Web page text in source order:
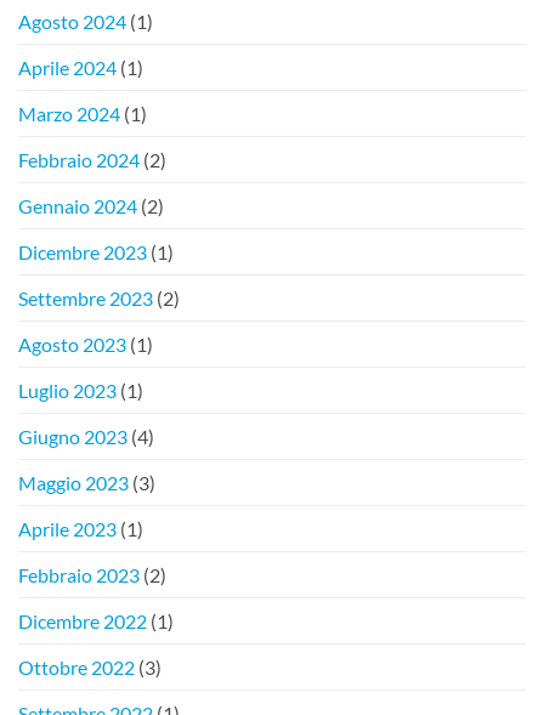
Agosto 2024 (1)
Aprile 2024 (1)
Marzo 2024 (1)
Febbraio 2024 (2)
Gennaio 2024 (2)
Dicembre 2023 (1)
Settembre 2023 (2)
Agosto 2023 (1)
Luglio 2023 (1)
Giugno 2023 (4)
Maggio 2023 (3)
Aprile 2023 (1)
Febbraio 2023 (2)
Dicembre 2022 (1)
Ottobre 2022 (3)